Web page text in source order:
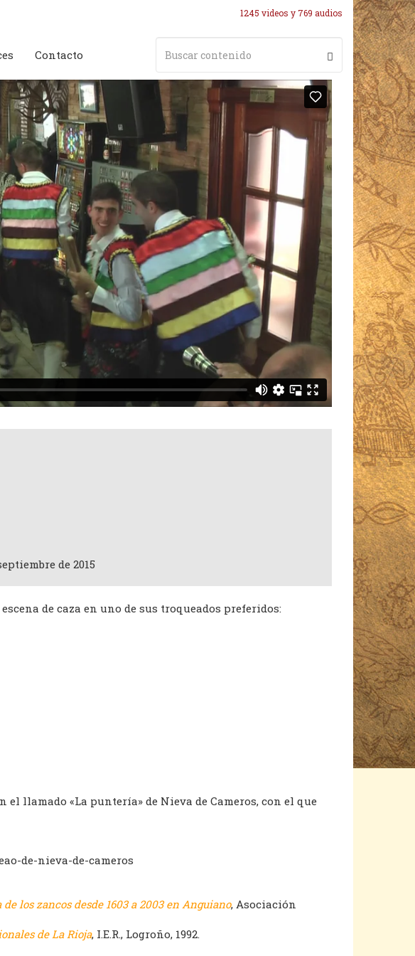
1245 videos y 769 audios
Contacto
de 2015
de caza en uno de sus troqueados preferidos:
llamado «La puntería» de Nieva de Cameros, con el que
de-nieva-de-cameros
de los zancos desde 1603 a 2003 en Anguiano, Asociación
de La Rioja, I.E.R., Logroño, 1992.